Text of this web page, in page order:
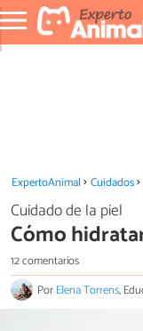
ExpertoAnimal Cuidados
Cuidado de la piel
Cómo
12 comentarios
PorElena Torrens,